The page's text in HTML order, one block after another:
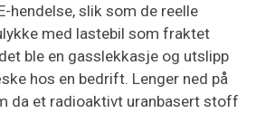
hendelse, slik som de reelle
med lastebil som fraktet
ble en gasslekkasje og utslipp
hos en bedrift. Lenger ned på
da et radioaktivt uranbasert stoff